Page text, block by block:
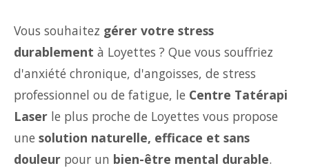
Vous souhaitez gérer votre stress
durablement à Loyettes ? Que vous souffriez
d'anxiété chronique, d'angoisses, de stress
professionnel ou de fatigue, le Centre Tatérapi
Laser le plus proche de Loyettes vous propose
une solution naturelle, efficace et sans
douleur pour un bien-être mental durable.